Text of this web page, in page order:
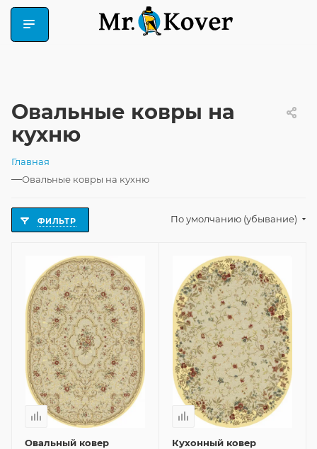
Овальные ковры на
кухню
Главная
—Овальные ковры на кухню
ФИЛЬТР По умолчанию (убывание)
Овальный ковер
Кухонный ковер